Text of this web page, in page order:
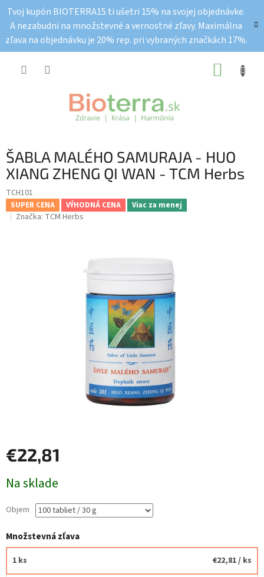
obsah
Tvoj kupón BIOTERRA15 ti ušetri 15% na svojej objednávke.
A nezabudni na množstevné a vernostné zľavy. Maximálna
zľava na objednávku je 20% rep. pri vybraných značkách 17%.
ŠABLA MALÉHO SAMURAJA - HUO
XIANG ZHENG QI WAN - TCM Herbs
TCH101
SUPER CENA VÝHODNÁ CENA Viac za menej
Značka: TCM Herbs
€22,81
cena:
Na sklade
Objem
Množstevná zľava
1 ks €22,81/ ks